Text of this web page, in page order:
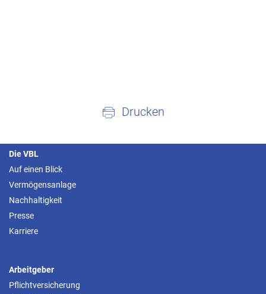
Drucken
Die VBL
Auf einen Blick
Vermögensanlage
Nachhaltigkeit
Presse
Karriere
Arbeitgeber
Pflichtversicherung